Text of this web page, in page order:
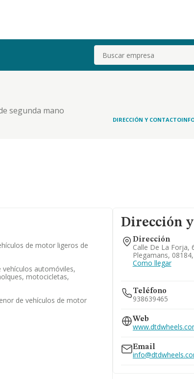
Buscar
segunda mano
DIRECCIÓN Y CONTACTO
de motor ligeros de
automóviles,
motocicletas,
de vehículos de motor
Dirección
Dirección
Calle De La Forja,
Plegamans,
Como llegar
Teléfono
938639465
Web
Email